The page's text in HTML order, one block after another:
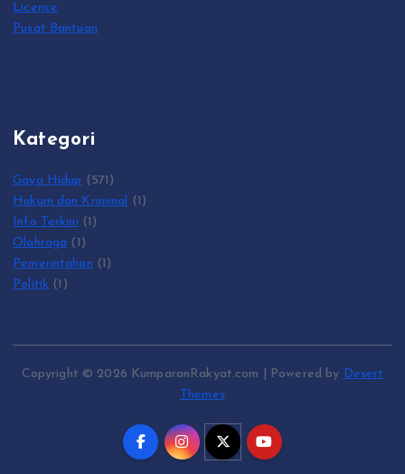
Licence
Pusat Bantuan
Kategori
Gaya Hidup (571)
Hukum dan Kriminal
(1)
Info Terkini (1)
Olahraga (1)
Pemerintahan (1)
Politik (1)
Copyright © 2026 KumparanRakyat.com | Powered by Desert
Themes